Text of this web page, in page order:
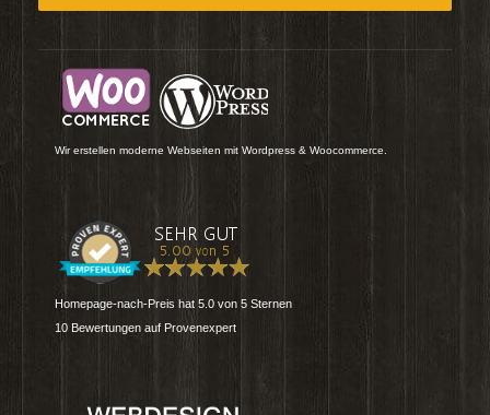
Wir erstellen moderne Webseiten mit Wordpress & Woocommerce.
Homepage-nach-Preis hat 5.0 von 5 Sternen
10 Bewertungen auf Provenexpert